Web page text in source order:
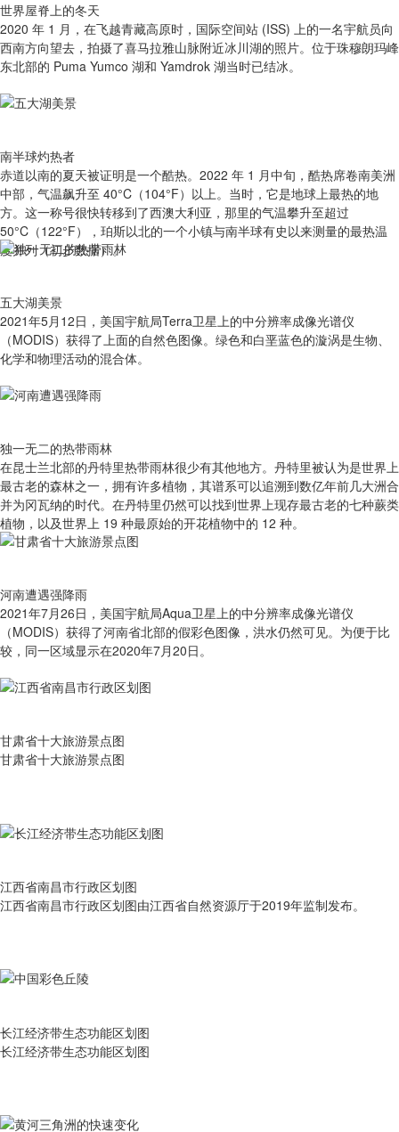
世界屋脊上的冬天
2020 年 1 月，在飞越青藏高原时，国际空间站 (ISS) 上的一名宇航员向
西南方向望去，拍摄了喜马拉雅山脉附近冰川湖的照片。位于珠穆朗玛峰
东北部的 Puma Yumco 湖和 Yamdrok 湖当时已结冰。
南半球灼热者
赤道以南的夏天被证明是一个酷热。2022 年 1 月中旬，酷热席卷南美洲
中部，气温飙升至 40°C（104°F）以上。当时，它是地球上最热的地
方。这一称号很快转移到了西澳大利亚，那里的气温攀升至超过
50°C（122°F），珀斯以北的一个小镇与南半球有史以来测量的最热温
度并列（初步数据）。
五大湖美景
2021年5月12日，美国宇航局Terra卫星上的中分辨率成像光谱仪
（MODIS）获得了上面的自然色图像。绿色和白垩蓝色的漩涡是生物、
化学和物理活动的混合体。
独一无二的热带雨林
在昆士兰北部的丹特里热带雨林很少有其他地方。丹特里被认为是世界上
最古老的森林之一，拥有许多植物，其谱系可以追溯到数亿年前几大洲合
并为冈瓦纳的时代。在丹特里仍然可以找到世界上现存最古老的七种蕨类
植物，以及世界上 19 种最原始的开花植物中的 12 种。
河南遭遇强降雨
2021年7月26日，美国宇航局Aqua卫星上的中分辨率成像光谱仪
（MODIS）获得了河南省北部的假彩色图像，洪水仍然可见。为便于比
较，同一区域显示在2020年7月20日。
甘肃省十大旅游景点图
甘肃省十大旅游景点图
江西省南昌市行政区划图
江西省南昌市行政区划图由江西省自然资源厅于2019年监制发布。
长江经济带生态功能区划图
长江经济带生态功能区划图